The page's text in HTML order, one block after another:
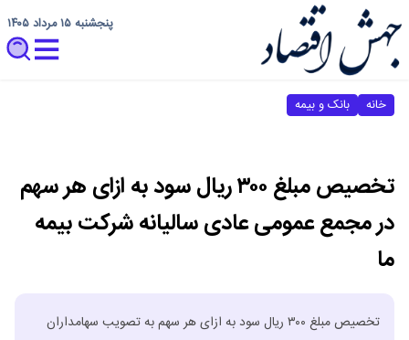
پنجشنبه ۱۵ مرداد ۱۴۰۵
خانه بانک و بیمه
تخصیص مبلغ ۳۰۰ ریال سود به ازای هر سهم
در مجمع عمومی عادی سالیانه شرکت بیمه
ما
تخصیص مبلغ ۳۰۰ ریال سود به ازای هر سهم به تصویب سهامداران